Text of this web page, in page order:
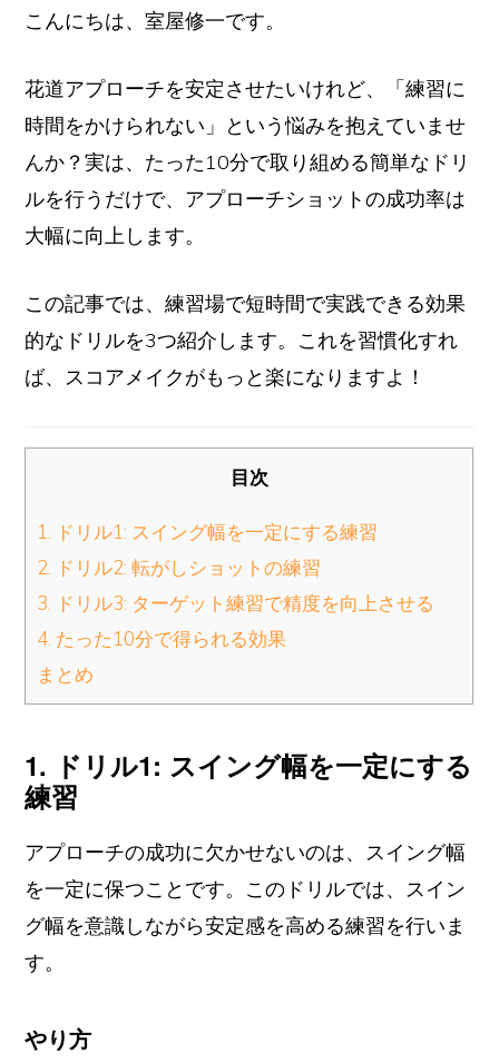
こんにちは、室屋修一です。
花道アプローチを安定させたいけれど、「練習に
時間をかけられない」という悩みを抱えていませ
んか？実は、たった10分で取り組める簡単なドリ
ルを行うだけで、アプローチショットの成功率は
大幅に向上します。
この記事では、練習場で短時間で実践できる効果
的なドリルを3つ紹介します。これを習慣化すれ
ば、スコアメイクがもっと楽になりますよ！
目次
1. ドリル1: スイング幅を一定にする練習
2. ドリル2: 転がしショットの練習
3. ドリル3: ターゲット練習で精度を向上させる
4. たった10分で得られる効果
まとめ
1. ドリル1: スイング幅を一定にする
練習
アプローチの成功に欠かせないのは、スイング幅
を一定に保つことです。このドリルでは、スイン
グ幅を意識しながら安定感を高める練習を行いま
す。
やり方